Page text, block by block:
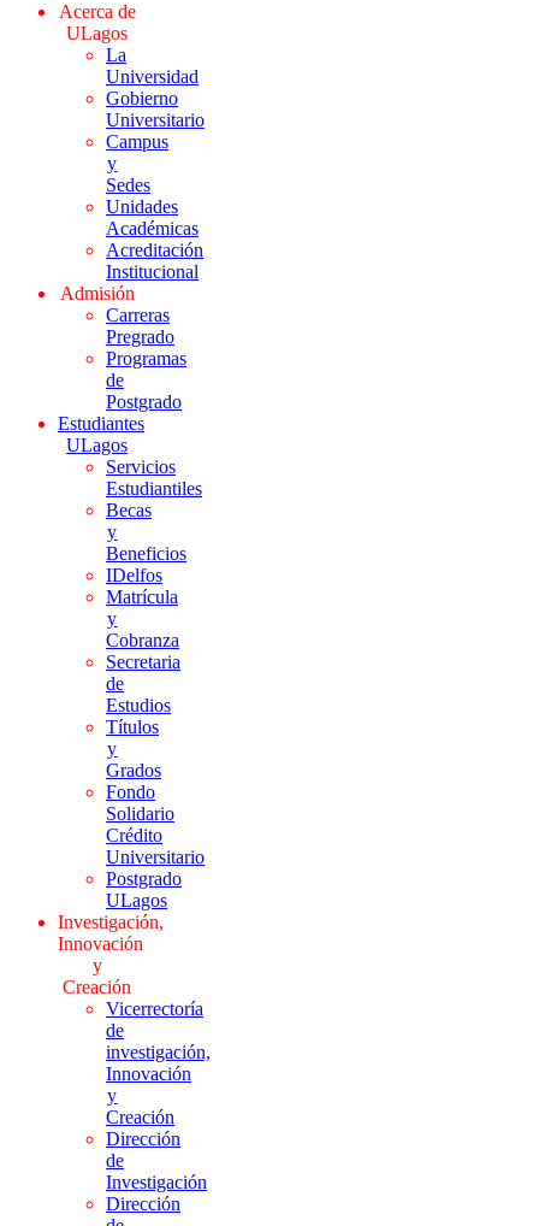
Acerca de
ULagos
La
Universidad
Gobierno
Universitario
Campus
y
Sedes
Unidades
Académicas
Acreditación
Institucional
Admisión
Carreras
Pregrado
Programas
de
Postgrado
Estudiantes
ULagos
Servicios
Estudiantiles
Becas
y
Beneficios
IDelfos
Matrícula
y
Cobranza
Secretaria
de
Estudios
Títulos
y
Grados
Fondo
Solidario
Crédito
Universitario
Postgrado
ULagos
Investigación,
Innovación
y
Creación
Vicerrectoría
de
investigación,
Innovación
y
Creación
Dirección
de
Investigación
Dirección